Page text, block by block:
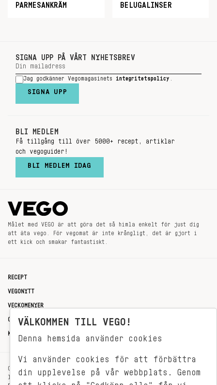
PARMESANKRÄM
BELUGALINSER
SIGNA UPP PÅ VÅRT NYHETSBREV
Jag godkänner Vegomagasinets integritetspolicy
SIGNA UPP
BLI MEDLEM
Få tillgång till över 5000+ recept, artiklar
och vegoguider!
BLI MEDLEM IDAG
Målet med VEGO är att göra det så himla enkelt för just dig
att äta vego. För vegomat är inte krångligt, det är gjort i
ett kick och smakar fantastiskt.
RECEPT
VEGONYTT
VECKOMENYER
OM OSS
KONTAKT
OXENSTIERNSGATAN 33
114 27 STOCKHOLM
VÄLKOMMEN TILL VEGO!
Denna hemsida använder cookies
Vi använder cookies för att förbättra
din upplevelse på vår webbplats. Genom